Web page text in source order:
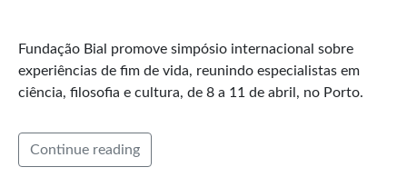
Fundação Bial promove simpósio internacional sobre
experiências de fim de vida, reunindo especialistas em
ciência, filosofia e cultura, de 8 a 11 de abril, no Porto.
Continue reading